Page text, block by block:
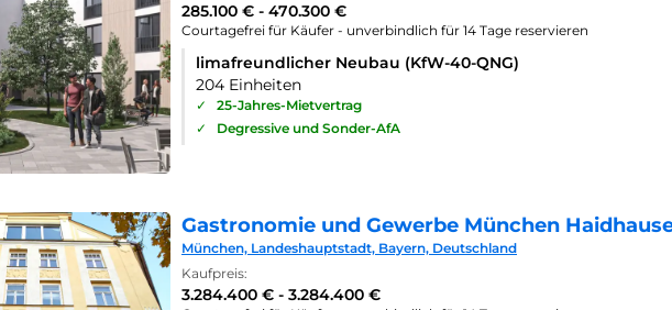
285.100 € - 470.300 €
Courtagefrei für Käufer - unverbindlich für 14 Tage reservieren
limafreundlicher Neubau (KfW-40-QNG)
204 Einheiten
✓
25-Jahres-Mietvertrag
✓
Degressive und Sonder-AfA
Gastronomie und Gewerbe München
München, Landeshauptstadt, Bayern, Deutschland
Kaufpreis:
3.284.400 € - 3.284.400 €